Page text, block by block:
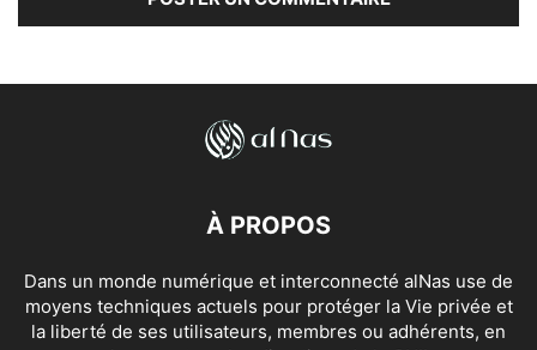
À PROPOS
Dans un monde numérique et interconnecté alNas use de
moyens techniques actuels pour protéger la Vie privée et
la liberté de ses utilisateurs, membres ou adhérents, en